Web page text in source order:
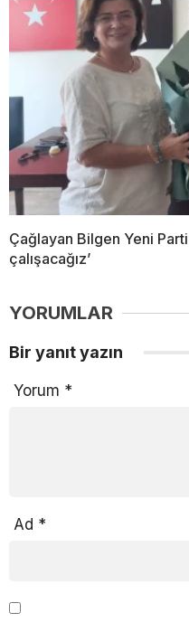
Çağlayan Bilgen Yeni
çalışacağız’
YORUMLAR
Bir yanıt yazın
Yorum *
Ad *